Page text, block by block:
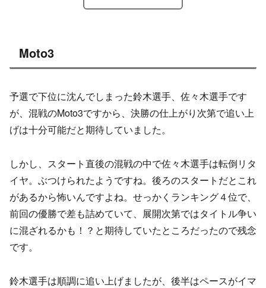
Moto3
予選で下位に沈んでしまった鈴木選手、佐々木選手です
が、混戦のMoto3ですから、決勝の仕上がり次第で追い上
げは十分可能だと期待していました。
しかし、スタート直後の混戦の中で佐々木選手は転倒リタ
イヤ。ぶつけられたようですね。後ろのスタートだとこれ
があるから怖いんですよね。せっかくランキング４位で、
前回の優勝で差も詰めていて、展開次第ではタイトル争い
に混ざれるかも！？と期待していたところだったので残念
です。
鈴木選手は順調に追い上げましたが、後半はペースがイマ